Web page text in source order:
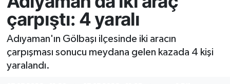
çarpıştı: 4 yaralı
Adıyaman'ın Gölbaşı ilçesinde iki aracın
çarpışması sonucu meydana gelen kazada 4 kişi
yaralandı.
Gündem
Kültür-Sanat
Resmi İlan